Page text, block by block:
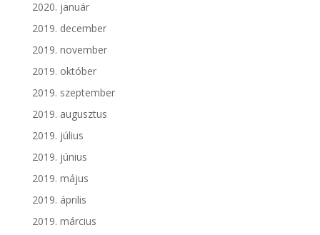
2020. január
2019. december
2019. november
2019. október
2019. szeptember
2019. augusztus
2019. július
2019. június
2019. május
2019. április
2019. március